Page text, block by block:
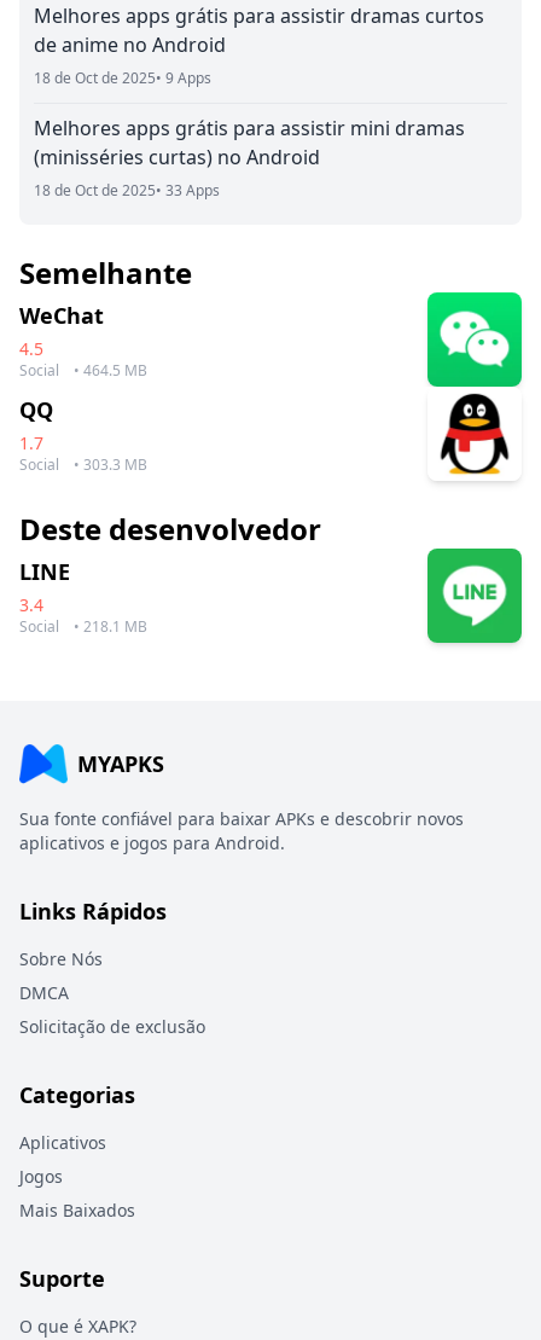
Melhores apps grátis para assistir dramas curtos
de anime no Android
18 de Oct de 2025• 9 Apps
Melhores apps grátis para assistir mini dramas
(minisséries curtas) no Android
18 de Oct de 2025• 33 Apps
Semelhante
WeChat
4.5
Social • 464.5 MB
QQ
1.7
Social • 303.3 MB
Deste desenvolvedor
LINE
3.4
Social • 218.1 MB
MYAPKS
Sua fonte confiável para baixar APKs e descobrir novos
aplicativos e jogos para Android.
Links Rápidos
Sobre Nós
DMCA
Solicitação de exclusão
Categorias
Aplicativos
Jogos
Mais Baixados
Suporte
O que é XAPK?